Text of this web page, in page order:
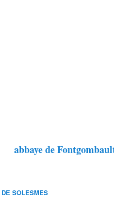
abbaye de
SOLESMES